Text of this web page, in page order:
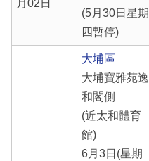
月02日
(5月30日星期
四暫停)
大埔區
大埔寶雅苑逸
和閣側
(近太和體育
館)
6月3日(星期